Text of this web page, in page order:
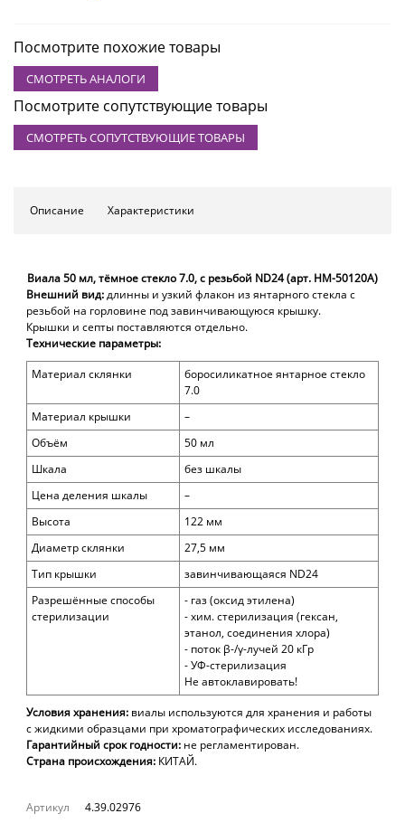
Посмотрите похожие товары
СМОТРЕТЬ АНАЛОГИ
Посмотрите сопутствующие товары
СМОТРЕТЬ СОПУТСТВУЮЩИЕ ТОВАРЫ
Описание Характеристики
Виала 50 мл,тёмноестекло 7.0, с резьбой ND24 (арт. HM-50120A)
Внешний вид:длинны и узкий флакон из янтарногостекла с
резьбой на горловине под завинчивающуюся крышку.
Крышки и септы поставляются отдельно.
Технические параметры:
Материал склянки
боросиликатное янтарное стекло
7.0
Материал крышки
–
Объём
50 мл
Шкала
без шкалы
Цена деления шкалы
–
Высота
122 мм
Диаметр склянки
27,5 мм
Тип крышки
завинчивающаяся ND24
Разрешённые способы
стерилизации
- газ (оксид этилена)
- хим. стерилизация (гексан,
этанол, соединения хлора)
- поток β-/γ-лучей 20 кГр
- УФ-стерилизация
Не автоклавировать!
Условия хранения: виалы используются для хранения и работы
с жидкими образцами при хроматографических исследованиях.
Гарантийный срок годности: не регламентирован.
Страна происхождения: КИТАЙ.
Артикул
4.39.02976